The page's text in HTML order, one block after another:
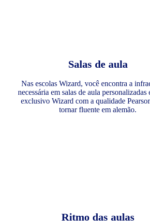
Salas de aula
Nas escolas Wizard, você encontra a
necessária em salas de aula personalizadas
exclusivo Wizard com a qualidade
tornar fluente em alemão.
Ritmo das aulas